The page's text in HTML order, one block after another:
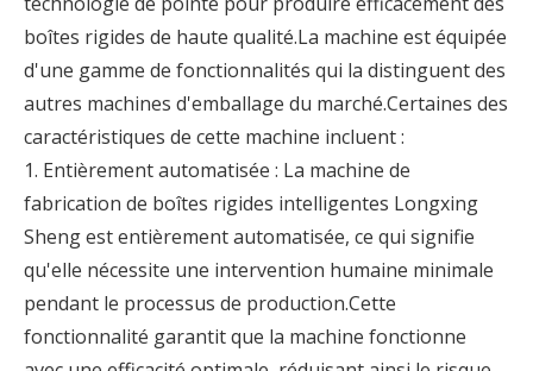
boîtes rigides de haute qualité.La machine est équipée
d'une gamme de fonctionnalités qui la distinguent des
autres machines d'emballage du marché.Certaines des
caractéristiques de cette machine incluent :
1. Entièrement automatisée : La machine de
fabrication de boîtes rigides intelligentes Longxing
Sheng est entièrement automatisée, ce qui signifie
qu'elle nécessite une intervention humaine minimale
pendant le processus de production.Cette
fonctionnalité garantit que la machine fonctionne